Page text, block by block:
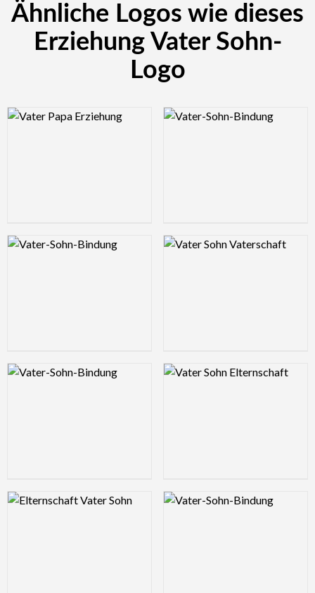
Ähnliche Logos wie dieses
Erziehung Vater Sohn-
Logo
Logo Preview Image Logo Preview Image
Logo Preview Image Logo Preview Image
Logo Preview Image Logo Preview Image
Logo Preview Image Logo Preview Image